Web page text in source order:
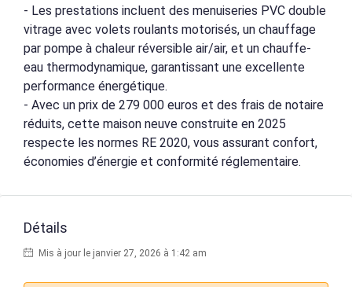
- Les prestations incluent des menuiseries PVC double
vitrage avec volets roulants motorisés, un chauffage
par pompe à chaleur réversible air/air, et un chauffe-
eau thermodynamique, garantissant une excellente
performance énergétique.
- Avec un prix de 279 000 euros et des frais de notaire
réduits, cette maison neuve construite en 2025
respecte les normes RE 2020, vous assurant confort,
économies d’énergie et conformité réglementaire.
Détails
Mis à jour le janvier 27, 2026 à 1:42 am